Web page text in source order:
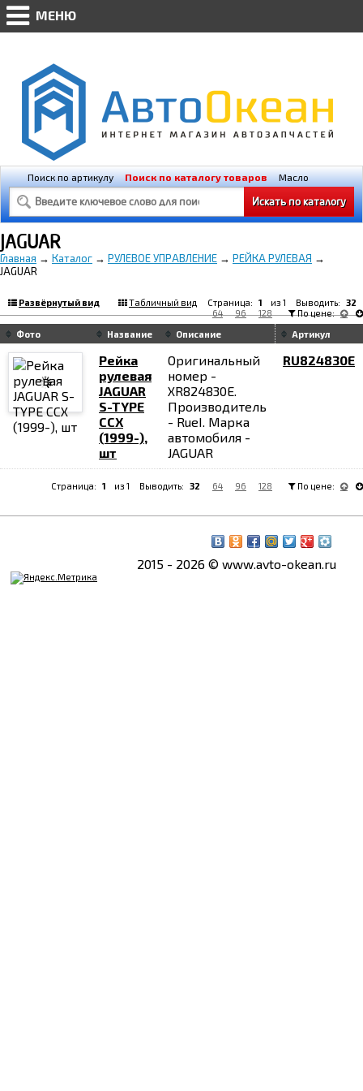
МЕНЮ
Поиск по артикулу Поиск по каталогу товаров
Масло
Освещение
Свечи зажигания
JAGUAR
Главная → Каталог → РУЛЕВОЕ УПРАВЛЕНИЕ → РЕЙКА РУЛЕВАЯ →
JAGUAR
Развёрнутый вид Табличный вид Страница: 1 из 1 Выводить:
32
64
96 128
По цене:
Фото
Название Описание Артикул
Рейка
рулевая
JAGUAR
S-TYPE
CCX
(1999-),
шт
Оригинальный
номер -
XR824830E.
Производитель
- RueI. Марка
автомобиля -
JAGUAR
RU824830E
Страница: 1 из 1 Выводить: 32 64 96 128 По цене:
2015 - 2026 © www.avto-okean.ru